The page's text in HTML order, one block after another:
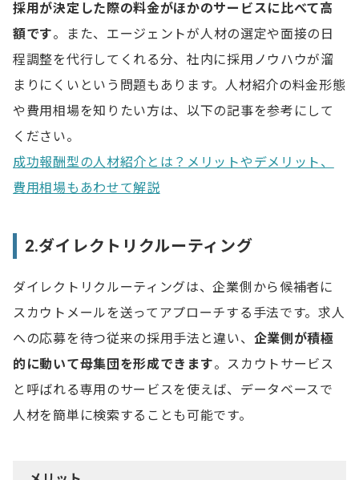
採用が決定した際の料金がほかのサービスに比べて高
額です。また、エージェントが人材の選定や面接の日
程調整を代行してくれる分、社内に採用ノウハウが溜
まりにくいという問題もあります。人材紹介の料金形態
や費用相場を知りたい方は、以下の記事を参考にして
ください。
成功報酬型の人材紹介とは？メリットやデメリット、
費用相場もあわせて解説
2.ダイレクトリクルーティング
ダイレクトリクルーティングは、企業側から候補者に
スカウトメールを送ってアプローチする手法です。求人
への応募を待つ従来の採用手法と違い、 企業側が積極
的に動いて母集団を形成できます。スカウトサービス
と呼ばれる専用のサービスを使えば、データベースで
人材を簡単に検索することも可能です。